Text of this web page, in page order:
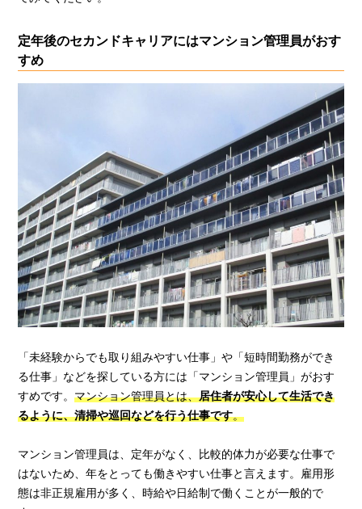
定年後のセカンドキャリアにはマンション管理員がおす
すめ
「未経験からでも取り組みやすい仕事」や「短時間勤務ができ
る仕事」などを探している方には「マンション管理員」がおす
すめです。マンション管理員とは、居住者が安心して生活でき
るように、清掃や巡回などを行う仕事です。
マンション管理員は、定年がなく、比較的体力が必要な仕事で
はないため、年をとっても働きやすい仕事と言えます。雇用形
態は非正規雇用が多く、時給や日給制で働くことが一般的で